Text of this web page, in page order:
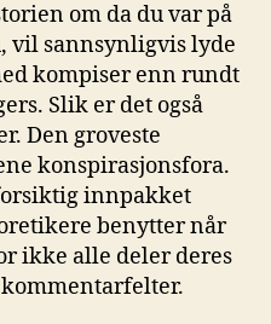
om da du var på
vil sannsynligvis lyde
kompiser enn rundt
Slik er det også
Den groveste
konspirasjonsfora.
innpakket
benytter når
ikke alle deler deres